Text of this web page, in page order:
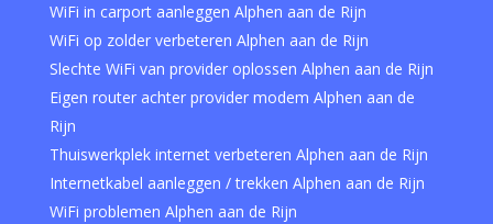
WiFi in carport aanleggen Alphen aan de Rijn
WiFi op zolder verbeteren Alphen aan de Rijn
Slechte WiFi van provider oplossen Alphen aan de Rijn
Eigen router achter provider modem Alphen aan de
Rijn
Thuiswerkplek internet verbeteren Alphen aan de Rijn
Internetkabel aanleggen / trekken Alphen aan de Rijn
WiFi problemen Alphen aan de Rijn